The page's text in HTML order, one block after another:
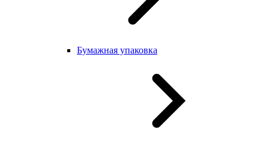
Бумажная упаковка